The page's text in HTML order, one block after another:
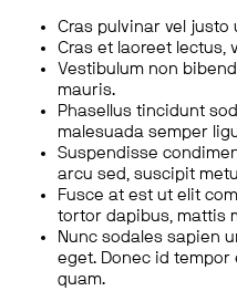
Cras pulvinar vel justo
Cras et laoreet lectus,
Vestibulum non
mauris.
Phasellus tincidunt
malesuada semper
Suspendisse
arcu sed, suscipit
Fusce at est ut elit
tortor dapibus, mattis
Nunc sodales sapien
eget. Donec id
quam.